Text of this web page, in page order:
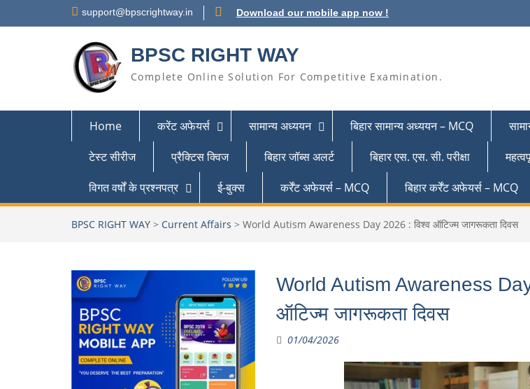
support@bpscrightway.in Download our mobile app now !
BPSC RIGHT WAY
Complete Online Solution For Competitive Examination.
Home करेंट अफेयर्स सामान्य अध्ययन बिहार सामान्य अध्ययन – MCQ
टेस्ट सीरीज
प्रैक्टिस क्विज बिहार जॉब्स अलर्ट बिहार एस. एस. सी. परीक्षा
विगत वर्षों के प्रश्नपत्र
ई-बुक्स कर्रेंट अफेयर्स – MCQ बिहार कर्रेंट अफेयर्स – MCQ
BPSC RIGHT WAY > Current Affairs > World Autism Awareness Day 2026 : विश्व ऑटिज्म जागरूकता दिवस
World Autism Awareness
ऑटिज्म जागरूकता दिवस
01/04/2026